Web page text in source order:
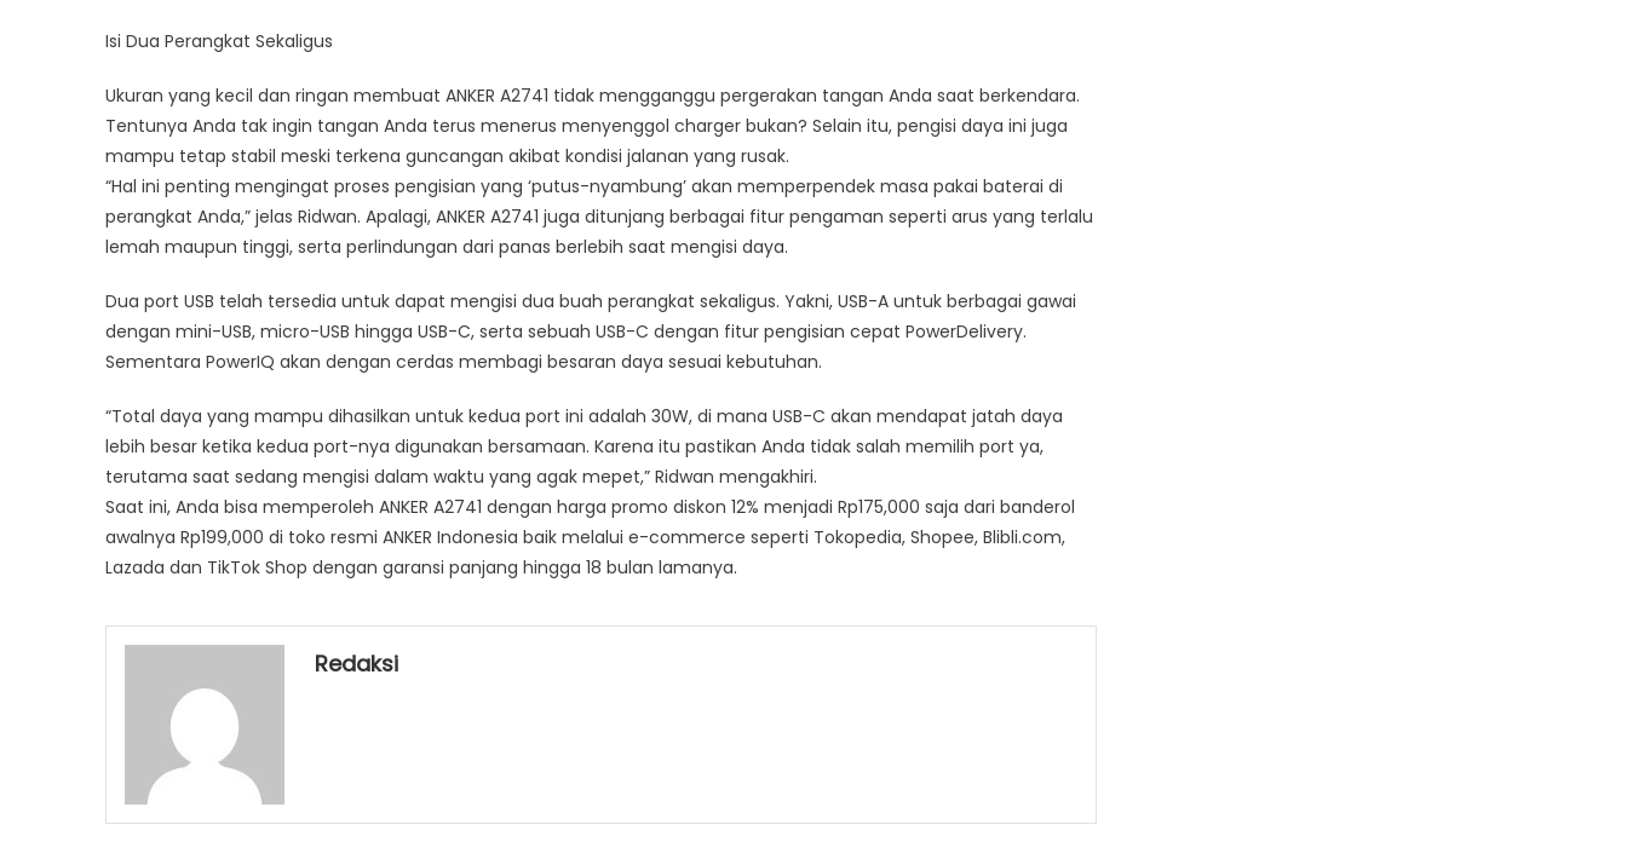
Isi Dua Perangkat Sekaligus
Ukuran yang kecil dan ringan membuat ANKER A2741 tidak mengganggu pergerakan tangan Anda saat berkendara.
Tentunya Anda tak ingin tangan Anda terus menerus menyenggol charger bukan? Selain itu, pengisi daya ini juga
mampu tetap stabil meski terkena guncangan akibat kondisi jalanan yang rusak.
“Hal ini penting mengingat proses pengisian yang ‘putus-nyambung’ akan memperpendek masa pakai baterai di
perangkat Anda,” jelas Ridwan. Apalagi, ANKER A2741 juga ditunjang berbagai fitur pengaman seperti arus yang terlalu
lemah maupun tinggi, serta perlindungan dari panas berlebih saat mengisi daya.
Dua port USB telah tersedia untuk dapat mengisi dua buah perangkat sekaligus. Yakni, USB-A untuk berbagai gawai
dengan mini-USB, micro-USB hingga USB-C, serta sebuah USB-C dengan fitur pengisian cepat PowerDelivery.
Sementara PowerIQ akan dengan cerdas membagi besaran daya sesuai kebutuhan.
“Total daya yang mampu dihasilkan untuk kedua port ini adalah 30W, di mana USB-C akan mendapat jatah daya
lebih besar ketika kedua port-nya digunakan bersamaan. Karena itu pastikan Anda tidak salah memilih port ya,
terutama saat sedang mengisi dalam waktu yang agak mepet,” Ridwan mengakhiri.
Saat ini, Anda bisa memperoleh ANKER A2741 dengan harga promo diskon 12% menjadi Rp175,000 saja dari banderol
awalnya Rp199,000 di toko resmi ANKER Indonesia baik melalui e-commerce seperti Tokopedia, Shopee, Blibli.com,
Lazada dan TikTok Shop dengan garansi panjang hingga 18 bulan lamanya.
Redaksi